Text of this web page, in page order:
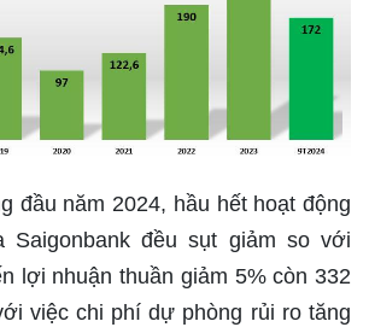
đầu năm 2024, hầu hết hoạt động
Saigonbank đều sụt giảm so với
lợi nhuận thuần giảm 5% còn 332
việc chi phí dự phòng rủi ro tăng